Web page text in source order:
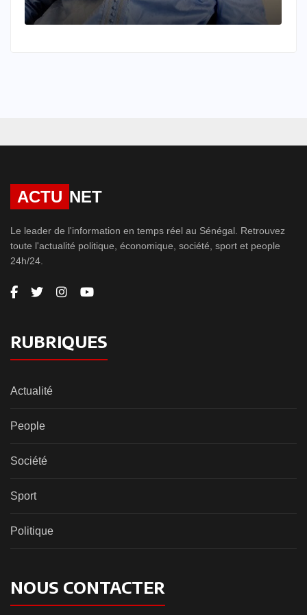
Ndiaye,
ACTU NET
Le leader de l'information en temps réel au Sénégal. Retrouvez
toute l'actualité politique, économique, société, sport et people
24h/24.
RUBRIQUES
Actualité
People
Société
Sport
Politique
NOUS CONTACTER